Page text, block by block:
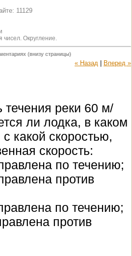
11129
Округление.
(внизу страницы)
« Назад
Вперед »
течения реки 60 м/
ли лодка, в каком
какой скоростью,
скорость:
по течению;
против
по течению;
против